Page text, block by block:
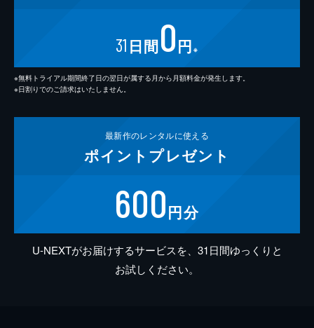
31 日間0円 ※
※無料トライアル期間終了日の翌日が属する月から月額料金が発生します。
※日割りでのご請求はいたしません。
最新作のレンタルに使える
ポイント プレゼント
600円分
U-NEXTがお届けするサービスを、31日間ゆっくりと
お試しください。